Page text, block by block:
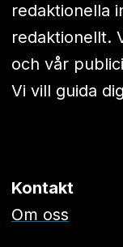
redaktionella
redaktionellt.
och vår
Vi vill guida
Kontakt
Om oss